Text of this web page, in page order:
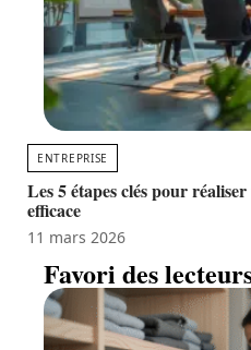
ENTREPRISE
Les 5 étapes clés pour
efficace
11 mars 2026
Favori des